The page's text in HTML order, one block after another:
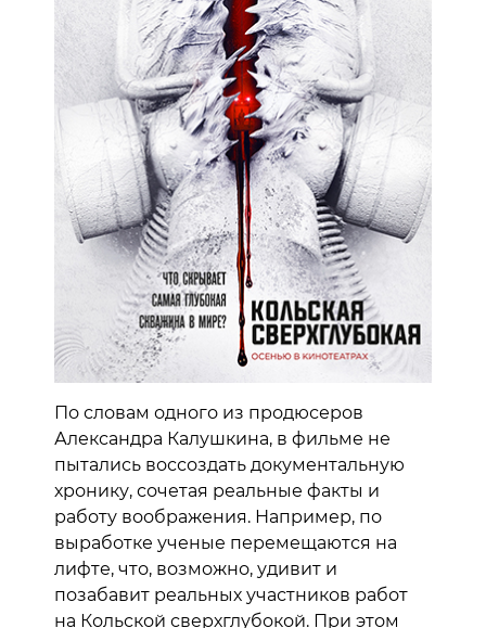
По словам одного из продюсеров
Александра Калушкина, в фильме не
пытались воссоздать документальную
хронику, сочетая реальные факты и
работу воображения. Например, по
выработке ученые перемещаются на
лифте, что, возможно, удивит и
позабавит реальных участников работ
на Кольской сверхглубокой. При этом